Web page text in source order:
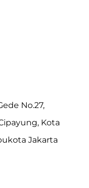
No.27,
Kota
Jakarta